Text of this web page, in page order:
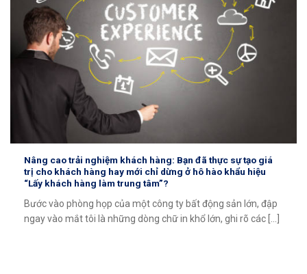
Nâng cao trải nghiệm khách hàng: Bạn đã thực sự tạo giá
trị cho khách hàng hay mới chỉ dừng ở hô hào khẩu hiệu
“Lấy khách hàng làm trung tâm”?
Bước vào phòng họp của một công ty bất động sản lớn, đập
ngay vào mắt tôi là những dòng chữ in khổ lớn, ghi rõ các [...]